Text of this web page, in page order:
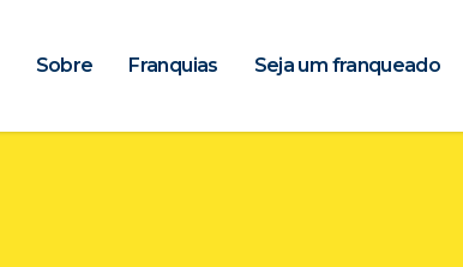
Sobre Franquias Seja um franqueado